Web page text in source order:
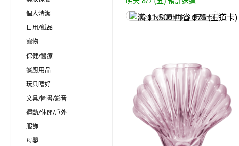
個人清潔
日用/紙品
寵物
保健/醫療
餐廚用品
玩具嗜好
文具/圖書/影音
運動/休閒/戶外
服飾
母嬰
满 $1,500 再省 $75 (王道卡)